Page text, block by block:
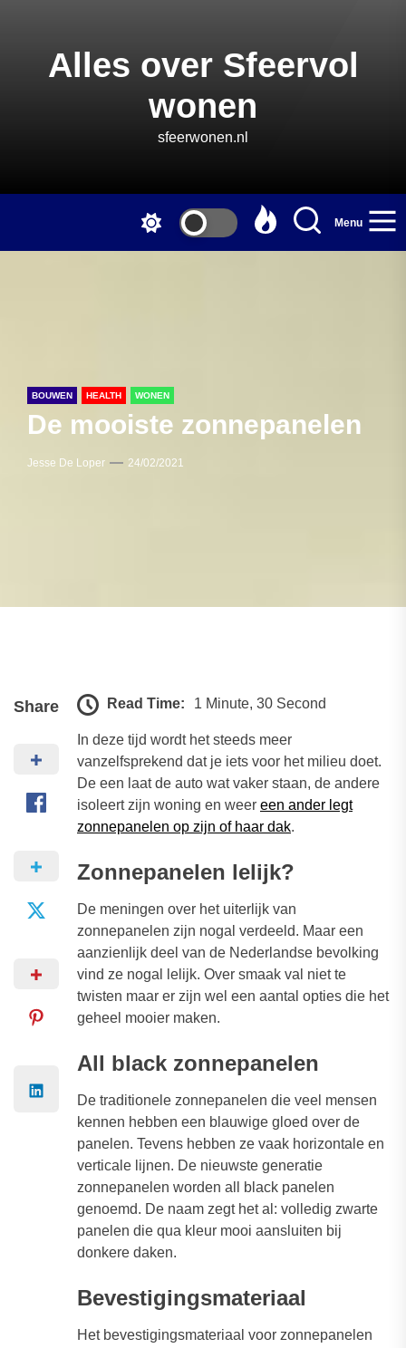
Alles over Sfeervol
wonen
sfeerwonen.nl
Menu
BOUWEN HEALTH WONEN
De mooiste zonnepanelen
Jesse De Loper 24/02/2021
Share Read Time: 1 Minute, 30 Second
In deze tijd wordt het steeds meer
vanzelfsprekend dat je iets voor het milieu doet.
De een laat de auto wat vaker staan, de andere
isoleert zijn woning en weer een ander legt
zonnepanelen op zijn of haar dak.
Zonnepanelen lelijk?
De meningen over het uiterlijk van
zonnepanelen zijn nogal verdeeld. Maar een
aanzienlijk deel van de Nederlandse bevolking
vind ze nogal lelijk. Over smaak val niet te
twisten maar er zijn wel een aantal opties die het
geheel mooier maken.
All black zonnepanelen
De traditionele zonnepanelen die veel mensen
kennen hebben een blauwige gloed over de
panelen. Tevens hebben ze vaak horizontale en
verticale lijnen. De nieuwste generatie
zonnepanelen worden all black panelen
genoemd. De naam zegt het al: volledig zwarte
panelen die qua kleur mooi aansluiten bij
donkere daken.
Bevestigingsmateriaal
Het bevestigingsmateriaal voor zonnepanelen